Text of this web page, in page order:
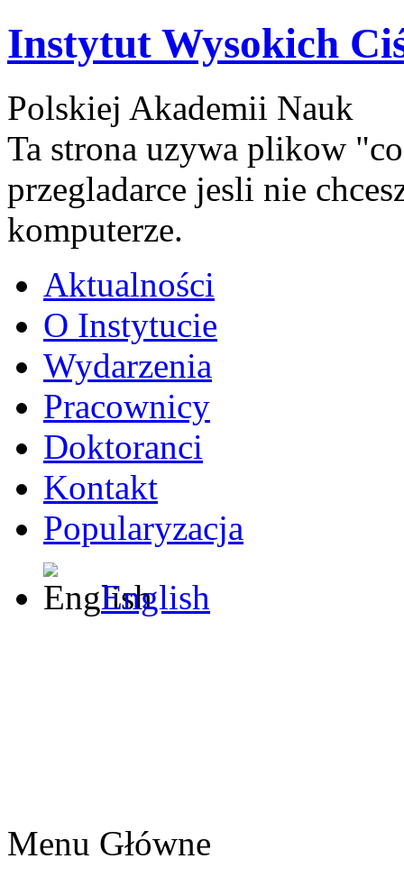
Instytut Wysokich
Polskiej Akademii Nauk
Ta strona uzywa plikow
przegladarce jesli nie
komputerze.
Aktualności
O Instytucie
Wydarzenia
Pracownicy
Doktoranci
Kontakt
Popularyzacja
English
Menu Główne